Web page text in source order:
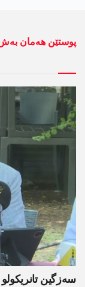
پوستێن ھەمان
سەزگین تانریکولو